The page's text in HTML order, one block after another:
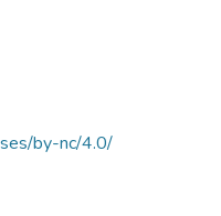
by-nc/4.0/